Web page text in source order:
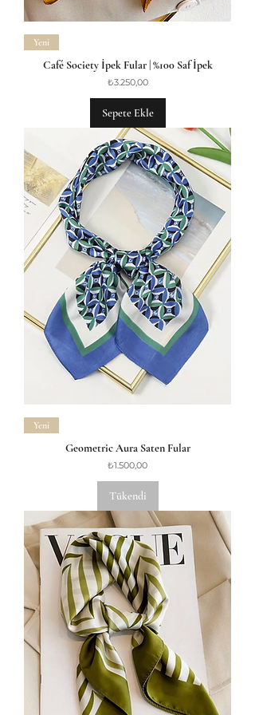
Yeni
Café Society İpek Fular | %100 Saf İpek
Fiyat
₺3.250,00
Sepete Ekle
Yeni
Geometric Aura Saten Fular
Fiyat
₺1.500,00
Tükendi